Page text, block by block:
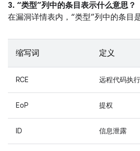
3. “类型”列中的条目表示什么意思？
在漏洞详情表内，“类型”列中的条目
缩写词 定义
RCE 远程代码执行
EoP 提权
ID 信息泄露